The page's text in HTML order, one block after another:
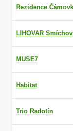
Rezidence
LIHOVAR Smíchov
MUSE7
Habitat
Trio Radotín